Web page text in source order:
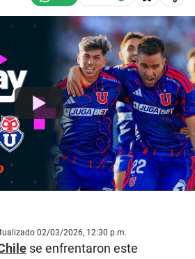
02/03/2026, 12:30 p.m.
se enfrentaron este